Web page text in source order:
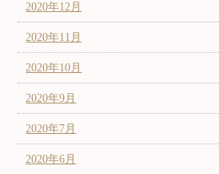
2020年12月
2020年11月
2020年10月
2020年9月
2020年7月
2020年6月